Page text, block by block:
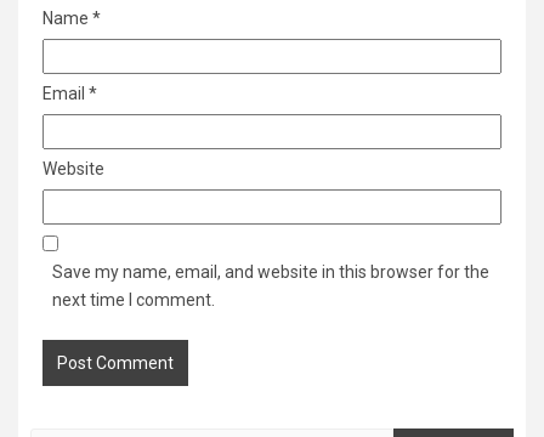
Name *
Email *
Website
Save my name, email, and website in this browser for the
next time I comment.